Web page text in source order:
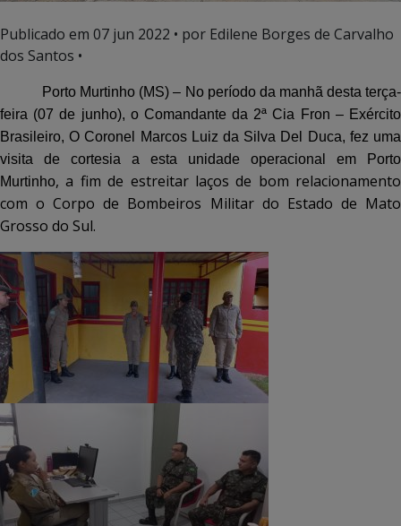
Publicado em 07 jun 2022 • por Edilene Borges de Carvalho
dos Santos •
Porto Murtinho (MS) – No período da manhã desta terça-
feira (07 de junho), o Comandante da 2ª Cia Fron – Exército
Brasileiro, O Coronel Marcos Luiz da Silva Del Duca, fez uma
visita de cortesia a esta unidade operacional em Porto
Murtinho, a fim de estreitar laços de bom relacionamento
com o Corpo de Bombeiros Militar do Estado de Mato
Grosso do Sul.